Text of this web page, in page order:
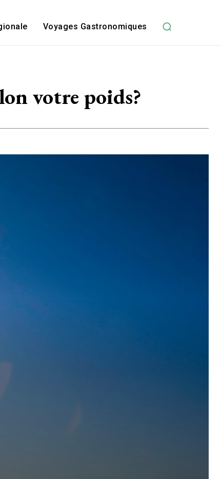
Voyages Gastronomiques
votre poids?